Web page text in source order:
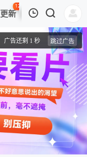
更新
123
热榜 APP
1